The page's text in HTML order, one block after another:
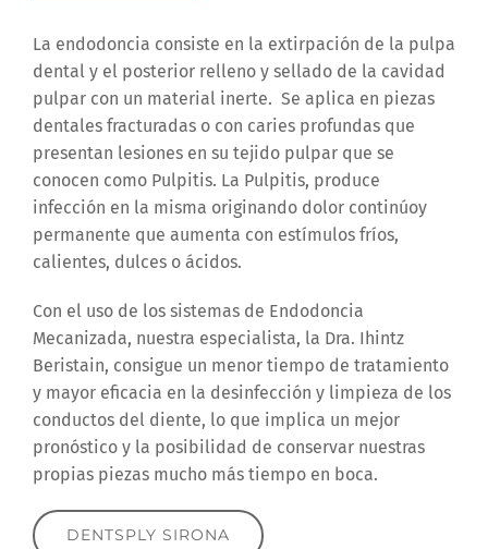
La endodoncia consiste en la extirpación de la pulpa
dental y el posterior relleno y sellado de la cavidad
pulpar con un material inerte. Se aplica en piezas
dentales fracturadas o con caries profundas que
presentan lesiones en su tejido pulpar que se
conocen como Pulpitis. La Pulpitis, produce
infección en la misma originando dolor continúoy
permanente que aumenta con estímulos fríos,
calientes, dulces o ácidos.
Con el uso de los sistemas de Endodoncia
Mecanizada, nuestra especialista, la Dra. Ihintz
Beristain, consigue un menor tiempo de tratamiento
y mayor eficacia en la desinfección y limpieza de los
conductos del diente, lo que implica un mejor
pronóstico y la posibilidad de conservar nuestras
propias piezas mucho más tiempo en boca.
DENTSPLY SIRONA